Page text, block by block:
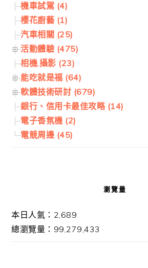
機車試駕 (4)
櫻花廚藝 (1)
汽車相關 (25)
活動體驗 (475)
相機.攝影 (23)
能吃就是福 (64)
軟體技術研討 (679)
銀行、信用卡最佳攻略 (14)
電子香氛機 (2)
電競周邊 (45)
瀏覽量
本日人氣：2,689
總瀏覽量：99,279,433